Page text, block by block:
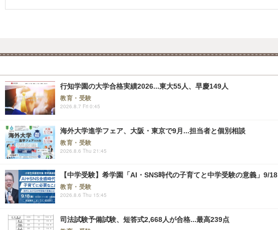
行知学園の大学合格実績2026...東大55人、早慶149人
教育・受験
2026.8.7 Fri 0:45
海外大学進学フェア、大阪・東京で9月...担当者と個別相談
教育・受験
2026.8.6 Thu 21:45
【中学受験】希学園「AI・SNS時代の子育てと中学受験の意義」9/18
教育・受験
2026.8.6 Thu 15:45
司法試験予備試験、短答式2,668人が合格...最高239点